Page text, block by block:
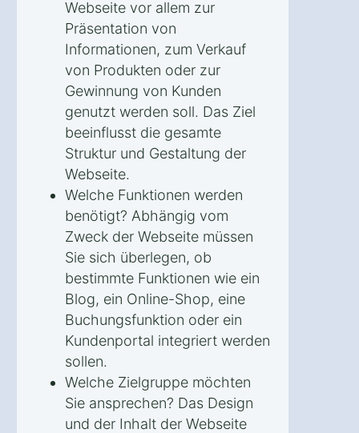
Webseite vor allem zur
Präsentation von
Informationen, zum Verkauf
von Produkten oder zur
Gewinnung von Kunden
genutzt werden soll. Das Ziel
beeinflusst die gesamte
Struktur und Gestaltung der
Webseite.
Welche Funktionen werden
benötigt? Abhängig vom
Zweck der Webseite müssen
Sie sich überlegen, ob
bestimmte Funktionen wie ein
Blog, ein Online-Shop, eine
Buchungsfunktion oder ein
Kundenportal integriert werden
sollen.
Welche Zielgruppe möchten
Sie ansprechen? Das Design
und der Inhalt der Webseite